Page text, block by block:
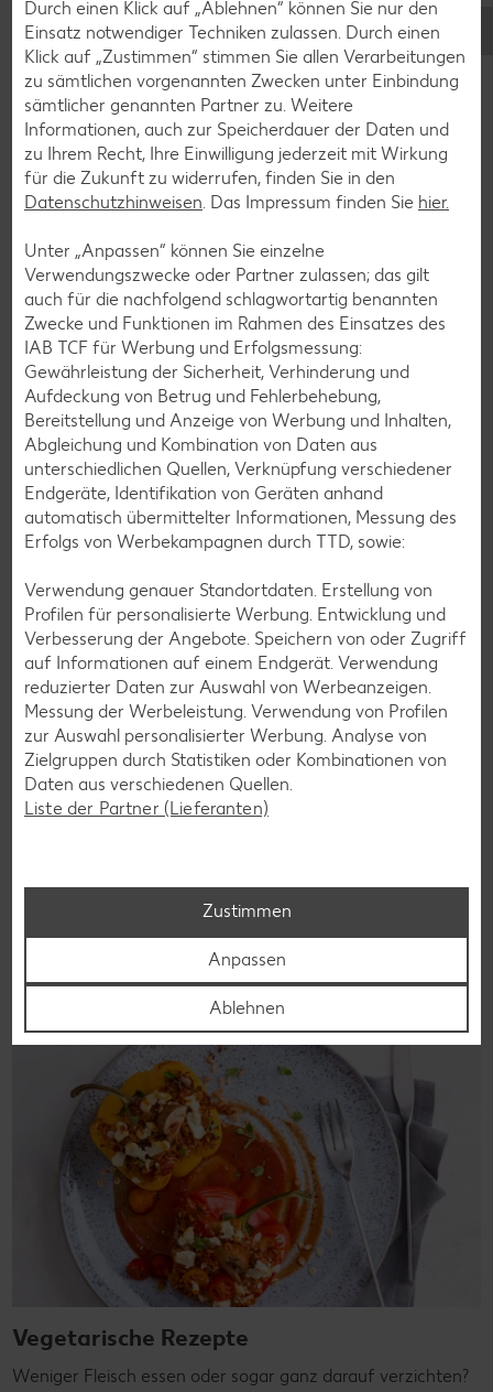
Glutenfreie Rezepte
Wer auf Gluten verzichtet, muss nicht automatisch auf
Vielfalt und Geschmack verzichten. Ob süß oder herzhaft –
mit unseren glutenfreien Rezepten zauberst du dir Gerichte,
die nicht nur verträglich, sondern auch richtig lecker sind.
Rezepte entdecken
Laktosefreie Rezepte
Genießer, für die Lunchbox oder das Abendessen.
Vegetarische Rezepte
Weniger Fleisch essen oder sogar ganz darauf verzichten?
Durch einen Klick auf „Ablehnen“ können Sie nur den
Einsatz notwendiger Techniken zulassen. Durch einen
Klick auf „Zustimmen“ stimmen Sie allen Verarbeitungen
zu sämtlichen vorgenannten Zwecken unter Einbindung
sämtlicher genannten Partner zu. Weitere
Informationen, auch zur Speicherdauer der Daten und
zu Ihrem Recht, Ihre Einwilligung jederzeit mit Wirkung
für die Zukunft zu widerrufen, finden Sie in den
Datenschutzhinweisen . Das Impressum finden Sie hier.
Unter „Anpassen“ können Sie einzelne
Verwendungszwecke oder Partner zulassen; das gilt
auch für die nachfolgend schlagwortartig benannten
Zwecke und Funktionen im Rahmen des Einsatzes des
IAB TCF für Werbung und Erfolgsmessung:
Gewährleistung der Sicherheit, Verhinderung und
Aufdeckung von Betrug und Fehlerbehebung,
Bereitstellung und Anzeige von Werbung und Inhalten,
Abgleichung und Kombination von Daten aus
unterschiedlichen Quellen, Verknüpfung verschiedener
Endgeräte, Identifikation von Geräten anhand
automatisch übermittelter Informationen, Messung des
Erfolgs von Werbekampagnen durch TTD, sowie:
Verwendung genauer Standortdaten. Erstellung von
Profilen für personalisierte Werbung. Entwicklung und
Verbesserung der Angebote. Speichern von oder Zugriff
auf Informationen auf einem Endgerät. Verwendung
reduzierter Daten zur Auswahl von Werbeanzeigen.
Messung der Werbeleistung. Verwendung von Profilen
zur Auswahl personalisierter Werbung. Analyse von
Zielgruppen durch Statistiken oder Kombinationen von
Daten aus verschiedenen Quellen.
Liste der Partner (Lieferanten)
Zustimmen
Anpassen
Ablehnen